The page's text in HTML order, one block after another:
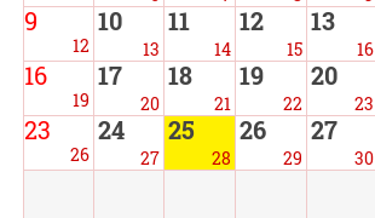
9
12
10
13
11
14
12
15
13
16
16
19
17
20
18
21
19
22
20
23
23
26
24
27
25
28
26
29
27
30